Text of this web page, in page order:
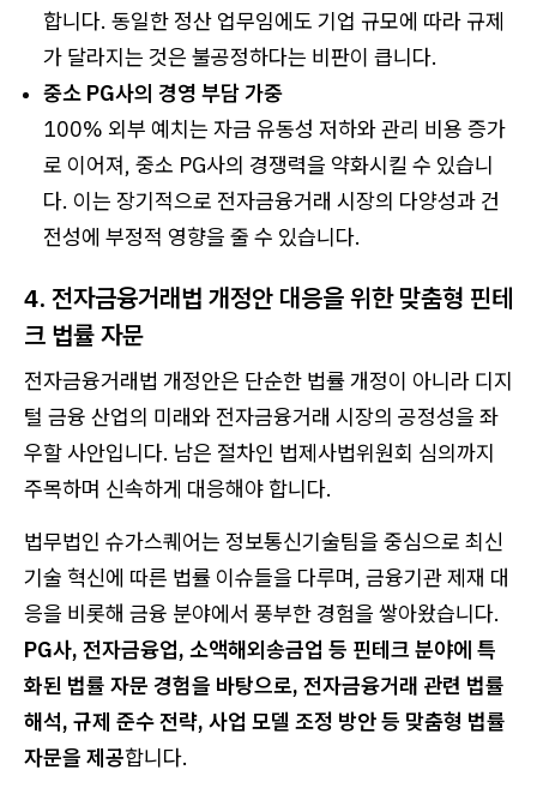
합니다. 동일한 정산 업무임에도 기업 규모에 따라 규제
가 달라지는 것은 불공정하다는 비판이 큽니다.
중소 PG사의 경영 부담 가중
100% 외부 예치는 자금 유동성 저하와 관리 비용 증가
로 이어져, 중소 PG사의 경쟁력을 약화시킬 수 있습니
다. 이는 장기적으로 전자금융거래 시장의 다양성과 건
전성에 부정적 영향을 줄 수 있습니다.
4. 전자금융거래법 개정안 대응을 위한 맞춤형 핀테
크 법률 자문
전자금융거래법 개정안은 단순한 법률 개정이 아니라 디지
털 금융 산업의 미래와 전자금융거래 시장의 공정성을 좌
우할 사안입니다. 남은 절차인 법제사법위원회 심의까지
주목하며 신속하게 대응해야 합니다.
법무법인 슈가스퀘어는 정보통신기술팀을 중심으로 최신
기술 혁신에 따른 법률 이슈들을 다루며, 금융기관 제재 대
응을 비롯해 금융 분야에서 풍부한 경험을 쌓아왔습니다.
PG사, 전자금융업, 소액해외송금업 등 핀테크 분야에 특
화된 법률 자문 경험을 바탕으로, 전자금융거래 관련 법률
해석, 규제 준수 전략, 사업 모델 조정 방안 등 맞춤형 법률
자문을 제공합니다.